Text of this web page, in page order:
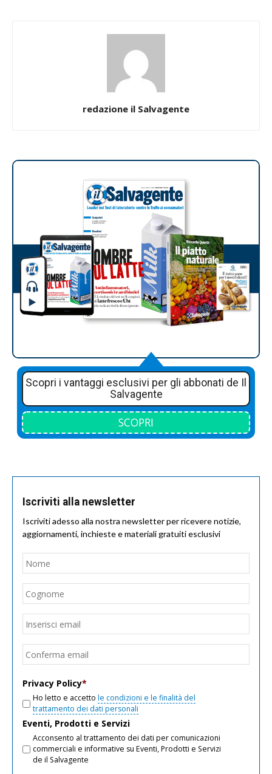
redazione il Salvagente
Scopri i vantaggi esclusivi per gli abbonati de Il
Salvagente
SCOPRI
Iscriviti alla newsletter
Iscriviti adesso alla nostra newsletter per ricevere notizie,
aggiornamenti, inchieste e materiali gratuiti esclusivi
Nome
Email
Privacy Policy*
Ho letto e accetto le condizioni e le finalità del
trattamento dei dati personali
Eventi, Prodotti e Servizi
Acconsento al trattamento dei dati per comunicazioni
commerciali e informative su Eventi, Prodotti e Servizi
de il Salvagente